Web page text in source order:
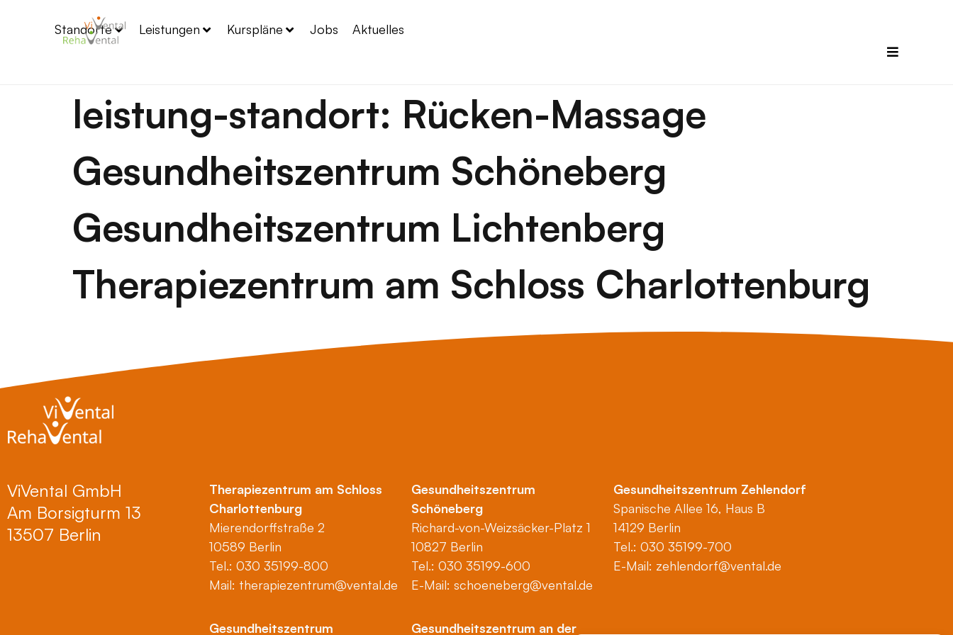
Standorte Leistungen Kurspläne Jobs Aktuelles
leistung-standort: Rücken-Massage
Gesundheitszentrum Schöneberg
Gesundheitszentrum Lichtenberg
Therapiezentrum am Schloss Charlottenburg
ViVental GmbH
Am Borsigturm 13
13507 Berlin
Therapiezentrum am Schloss
Charlottenburg
Mierendorffstraße 2
10589 Berlin
Tel.: 030 35199-800
Mail: therapiezentrum@vental.de
Gesundheitszentrum
Gesundheitszentrum
Schöneberg
Richard-von-Weizsäcker-Platz 1
10827 Berlin
Tel.: 030 35199-600
E-Mail: schoeneberg@vental.de
Gesundheitszentrum an der
Gesundheitszentrum Zehlendorf
Spanische Allee 16, Haus B
14129 Berlin
Tel.: 030 35199-700
E-Mail: zehlendorf@vental.de